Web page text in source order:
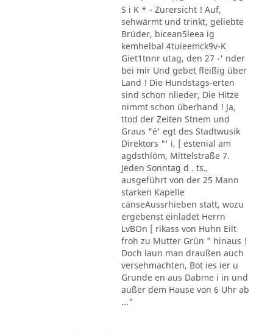
S i K * - Zurersicht ! Auf,
sehwärmt und trinkt, geliebte
Brüder, bicean5leea ig
kemhelbal 4tuieemck9v-K
Giet1tnnr utag, den 27 -' nder
bei mir Und gebet fleißig über
Land ! Die Hundstags-erten
sind schon nlieder, Die Hitze
nimmt schon überhand ! Ja,
ttod der Zeiten Stnem und
Graus "´e' egt des Stadtwusik
Direktors "' i, [ estenial am
agdsthlöm, Mittelstraße 7.
Jeden Sonntag d . ts.,
ausgeführt von der 25 Mann
starken Kapelle
cänseAussrhieben statt, wozu
ergebenst einladet Herrn
LvBOn [ rikass von Huhn Eilt
froh zu Mutter Grün " hinaus !
Doch laun man draußen auch
versehmachten, Bot ies ier u
Grunde en aus Dabme i in und
außer dem Hause von 6 Uhr ab
..."